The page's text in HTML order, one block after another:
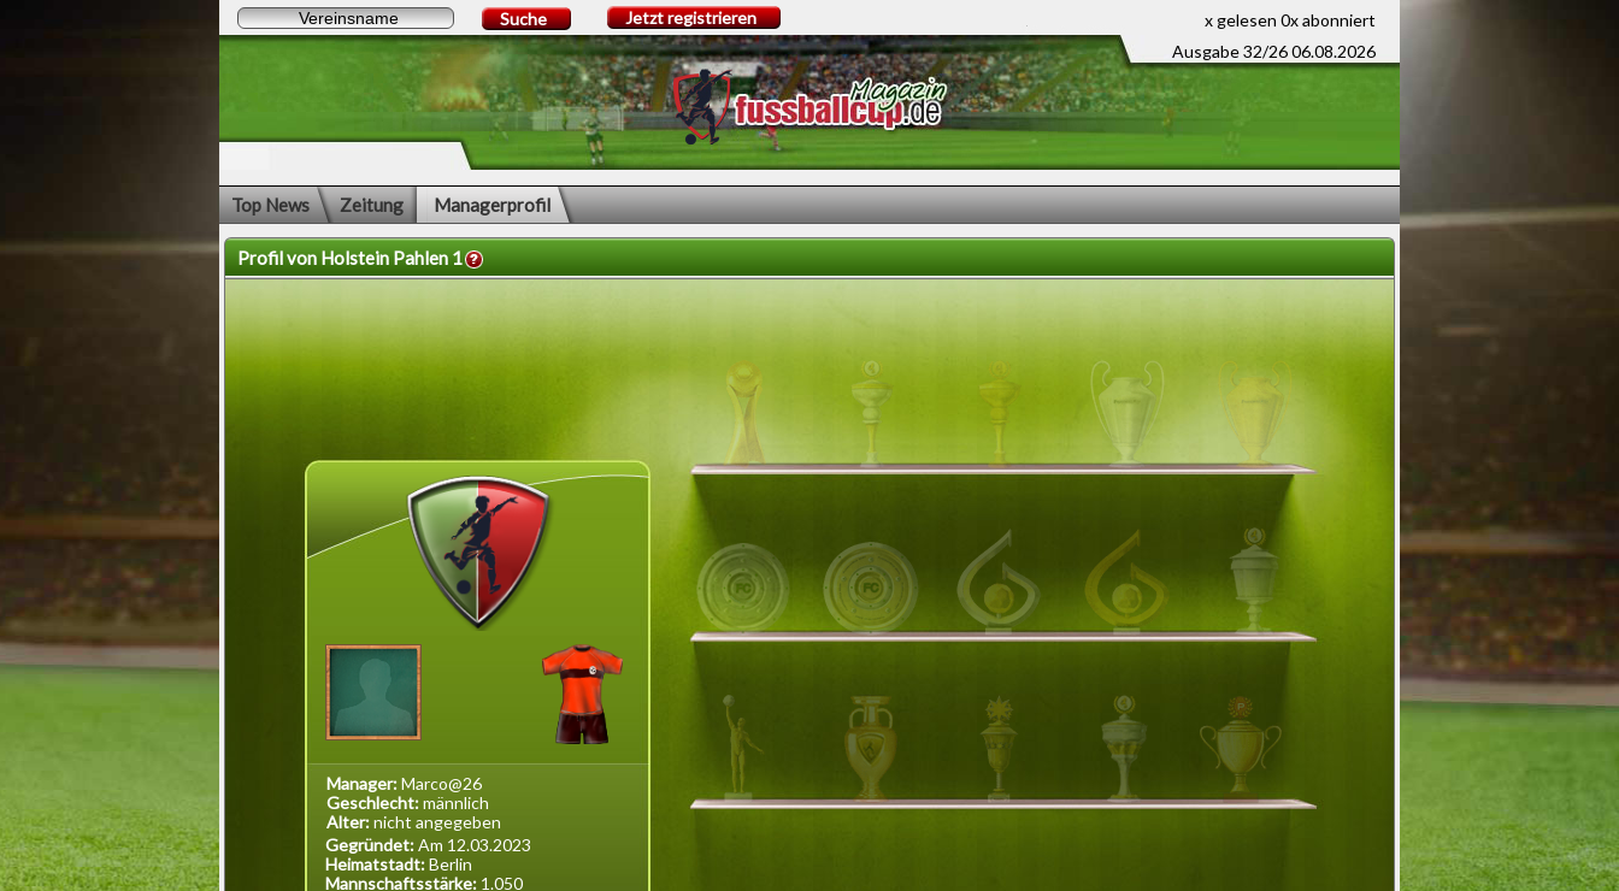
x gelesen 0x abonniert
Ausgabe 32/26 06.08.2026
Suche Jetzt registrieren
Top News Zeitung Managerprofil
Profil von Holstein Pahlen 1
Manager:Marco@26
Geschlecht:männlich
Alter:nicht angegeben
Gegründet:Am 12.03.2023
Heimatstadt:Berlin
Mannschaftsstärke: 1.050